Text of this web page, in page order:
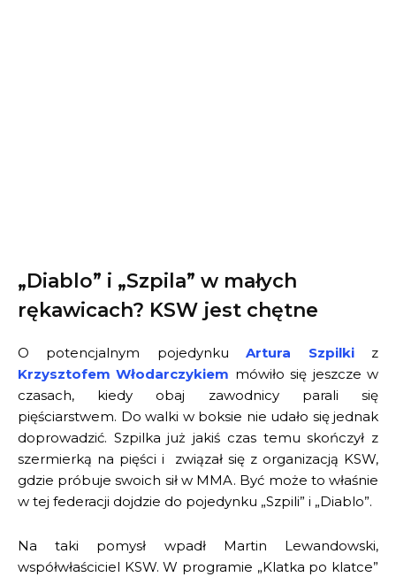
„Diablo” i „Szpila” w małych
rękawicach? KSW jest chętne
O potencjalnym pojedynkuArtura Szpilkiz
Krzysztofem Włodarczykiem mówiło się jeszcze w
czasach, kiedy obaj zawodnicy parali się
pięściarstwem. Do walki w boksie nie udało się jednak
doprowadzić. Szpilka już jakiś czas temu skończył z
szermierką na pięści i związał się z organizacją KSW,
gdzie próbuje swoich sił w MMA. Być może to właśnie
w tej federacji dojdzie do pojedynku „Szpili” i „Diablo”.
Na taki pomysł wpadł Martin Lewandowski,
współwłaściciel KSW. W programie „Klatka po klatce”